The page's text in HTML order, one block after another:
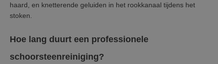
haard, en knetterende geluiden in het rookkanaal tijdens het
stoken.
Hoe lang duurt een professionele
schoorsteenreiniging?